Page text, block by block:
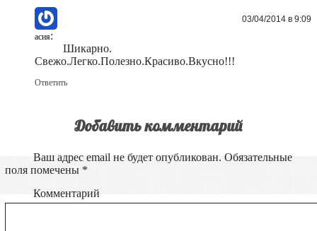
асия:
03/04/2014 в 9:09
Шикарно.
Свежо.Легко.Полезно.Красиво.Вкусно!!!
Ответить
Добавить комментарий
Ваш адрес email не будет опубликован. Обязательные
поля помечены *
Комментарий